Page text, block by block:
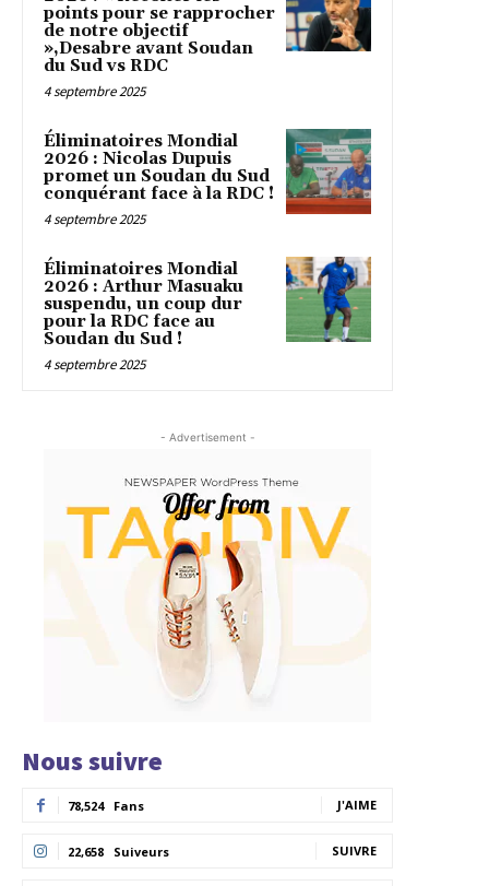
points pour se rapprocher
de notre objectif
»,Desabre avant Soudan
du Sud vs RDC
4 septembre 2025
Éliminatoires Mondial
2026 : Nicolas Dupuis
promet un Soudan du Sud
conquérant face à la RDC !
4 septembre 2025
Éliminatoires Mondial
2026 : Arthur Masuaku
suspendu, un coup dur
pour la RDC face au
Soudan du Sud !
4 septembre 2025
- Advertisement -
Nous suivre
78,524 Fans J'AIME
22,658 Suiveurs SUIVRE